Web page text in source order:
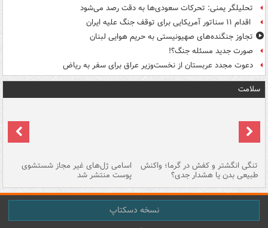
تحلیلگر یمنی: تحرکات سعودی‌ها به دقت رصد می‌شود
اقدام ۱۱ سناتور آمریکایی برای توقف جنگ علیه ایران
تجاوز جنگنده‌های صهیونیستی به حریم هوایی لبنان
صورت جدید مسئله جنگ؟!
دعوت مجدد عربستان از نخست‌وزیر عراق برای سفر به ریاض
سلامت
تنگی انگشتر و کفش در گرما؛ واکنش
طبیعی بدن یا هشدار جدی؟
اسامی ژل‌های غیر مجاز شستشوی
پوست منتشر شد
نسخه دسکتاپ